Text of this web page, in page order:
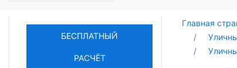
БЕСПЛАТНЫЙ
РАСЧЁТ
Главная